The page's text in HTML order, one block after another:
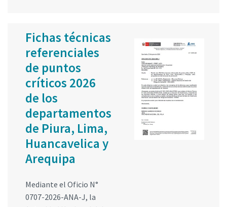
Fichas técnicas
referenciales
de puntos
críticos 2026
de los
departamentos
de Piura, Lima,
Huancavelica y
Arequipa
Mediante el Oficio N°
0707-2026-ANA-J, la